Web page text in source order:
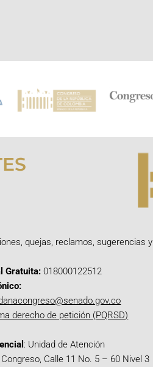
quejas, reclamos, sugerencias y
Gratuita: 018000122512
derecho de petición (PQRSD)
: Unidad de Atención
Calle 11 No. 5 – 60 Nivel 3